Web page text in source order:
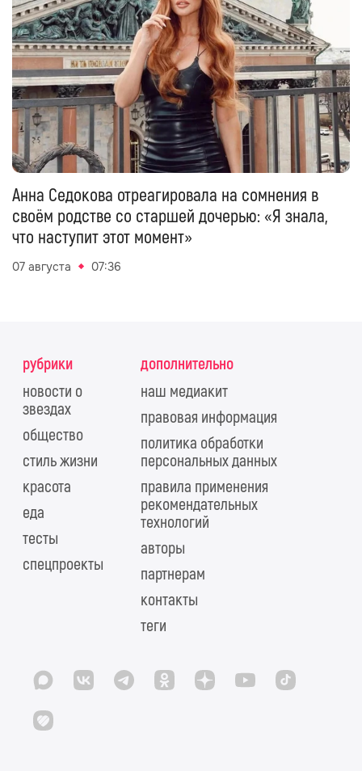
Анна Седокова отреагировала на сомнения в
своём родстве со старшей дочерью: «Я знала,
что наступит этот момент»
07 августа 07:36
рубрики
новости о
звездах
общество
стиль жизни
красота
еда
тесты
спецпроекты
дополнительно
наш медиакит
правовая информация
политика обработки
персональных данных
правила применения
рекомендательных
технологий
авторы
партнерам
контакты
теги